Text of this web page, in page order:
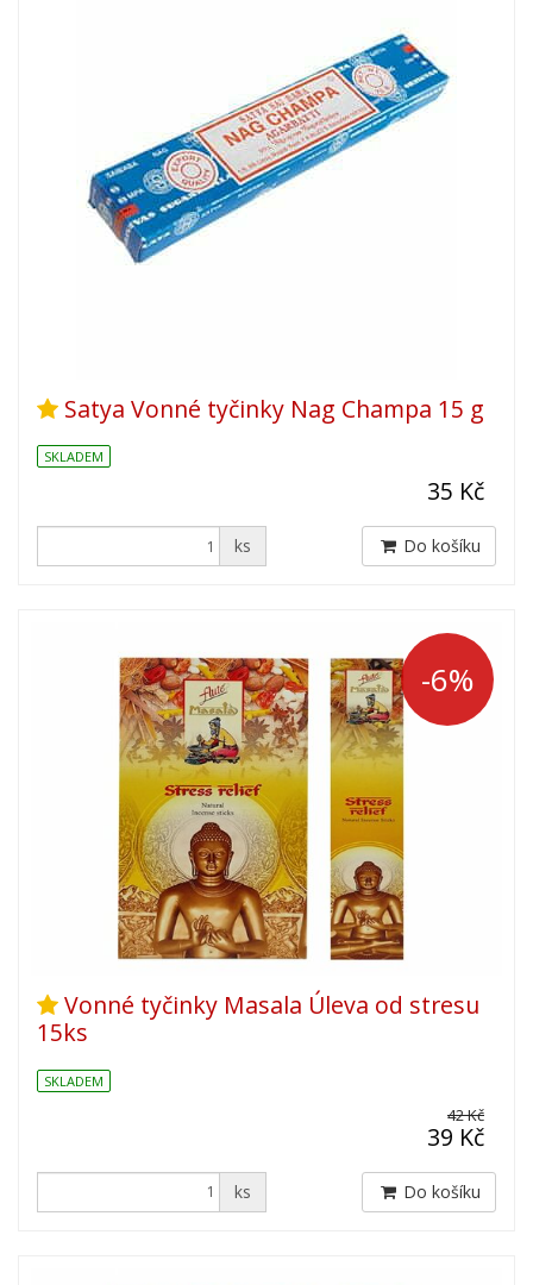
Satya Vonné tyčinky Nag Champa 15 g
SKLADEM
35 Kč
ks Do košíku
-6%
Vonné tyčinky Masala Úleva od stresu
15ks
SKLADEM
42 Kč
39 Kč
ks Do košíku